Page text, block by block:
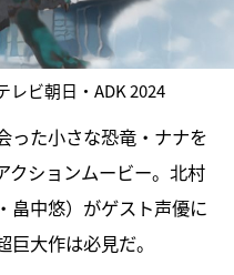
ビ朝日・ADK 2024
った小さな恐竜・ナナを
クションムービー。北村
畠中悠）がゲスト声優に
大作は必見だ。